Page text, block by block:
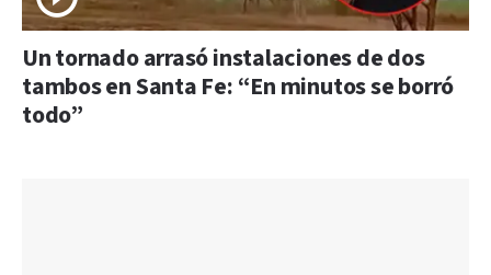
Un tornado arrasó instalaciones de dos
tambos en Santa Fe: “En minutos se borró
todo”